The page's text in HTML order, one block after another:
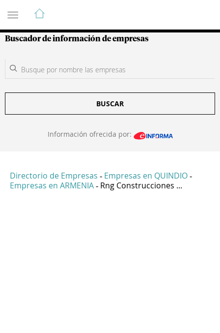
Guía de Empresas Colombianas
Buscador de información de empresas
BUSCAR
Información ofrecida por:
Directorio de Empresas - Empresas en QUINDIO -
Empresas en ARMENIA - Rng Construcciones ...